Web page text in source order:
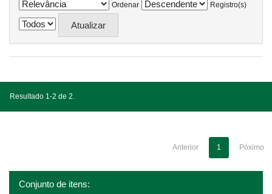
Ordenar
Registro(s)
Resultado 1-2 de 2.
Anterior 1 Póximo
Conjunto de itens: